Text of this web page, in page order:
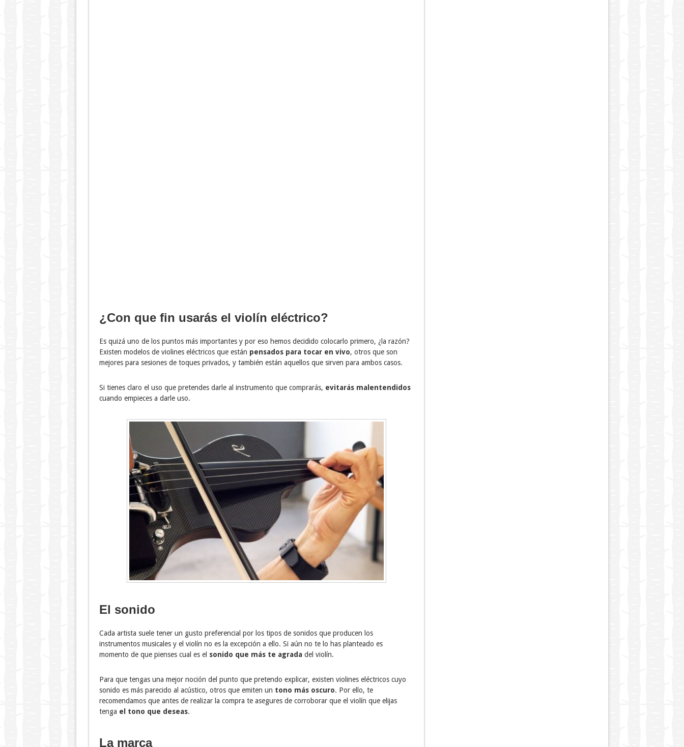
¿Con que fin usarás el violín eléctrico?
Es quizá uno de los puntos más importantes y por eso hemos decidido colocarlo primero, ¿la razón?
Existen modelos de violines eléctricos que están pensados para tocar en vivo, otros que son
mejores para sesiones de toques privados, y también están aquellos que sirven para ambos casos.
Si tienes claro el uso que pretendes darle al instrumento que comprarás, evitarás malentendidos
cuando empieces a darle uso.
El sonido
Cada artista suele tener un gusto preferencial por los tipos de sonidos que producen los
instrumentos musicales y el violín no es la excepción a ello. Si aún no te lo has planteado es
momento de que pienses cual es el sonido que más te agradadel violín.
Para que tengas una mejor noción del punto que pretendo explicar, existen violines eléctricos cuyo
sonido es más parecido al acústico, otros que emiten un tono más oscuro. Por ello, te
recomendamos que antes de realizar la compra te asegures de corroborar que el violín que elijas
tenga el tono que deseas.
La marca